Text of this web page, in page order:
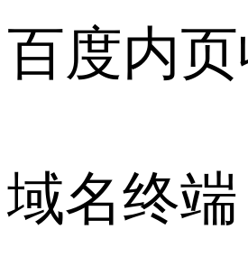
百度内
域名终端